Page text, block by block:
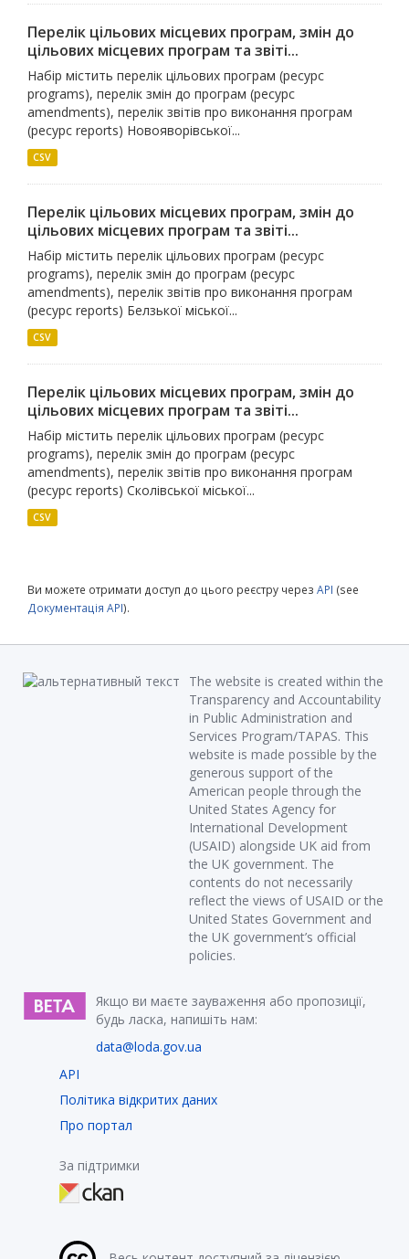
Перелік цільових місцевих програм, змін до
цільових місцевих програм та звіті...
Набір містить перелік цільових програм (ресурс
programs), перелік змін до програм (ресурс
amendments), перелік звітів про виконання програм
(ресурс reports) Новояворівської...
CSV
Перелік цільових місцевих програм, змін до
цільових місцевих програм та звіті...
Набір містить перелік цільових програм (ресурс
programs), перелік змін до програм (ресурс
amendments), перелік звітів про виконання програм
(ресурс reports) Белзької міської...
CSV
Перелік цільових місцевих програм, змін до
цільових місцевих програм та звіті...
Набір містить перелік цільових програм (ресурс
programs), перелік змін до програм (ресурс
amendments), перелік звітів про виконання програм
(ресурс reports) Сколівської міської...
CSV
Ви можете отримати доступ до цього реєстру через API (see
Документація API).
The website is created within the
Transparency and Accountability
in Public Administration and
Services Program/TAPAS. This
website is made possible by the
generous support of the
American people through the
United States Agency for
International Development
(USAID) alongside UK aid from
the UK government. The
contents do not necessarily
reflect the views of USAID or the
United States Government and
the UK government’s official
policies.
Якщо ви маєте зауваження або пропозиції,
будь ласка, напишіть нам:
data@loda.gov.ua
API
Політика відкритих даних
Про портал
За підтримки